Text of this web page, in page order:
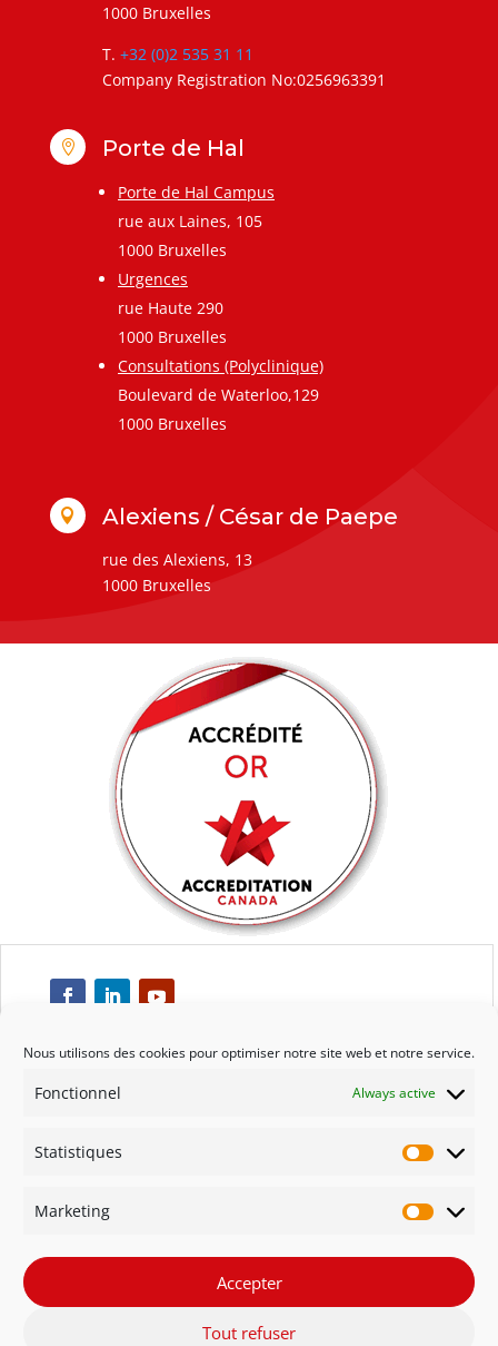
Nous utilisons des cookies pour optimiser notre site web et notre service.
Fonctionnel Always active
Statistiques
Marketing
Accepter
Tout refuser
1000 Bruxelles
T. +32 (0)2 535 31 11
Company Registration No:0256963391
 Porte de Hal
Porte de Hal Campus
rue aux Laines, 105
1000 Bruxelles
Urgences
rue Haute 290
1000 Bruxelles
Consultations (Polyclinique)
Boulevard de Waterloo,129
1000 Bruxelles
 Alexiens / César de Paepe
rue des Alexiens, 13
1000 Bruxelles
Respect
Engagement
Qualité